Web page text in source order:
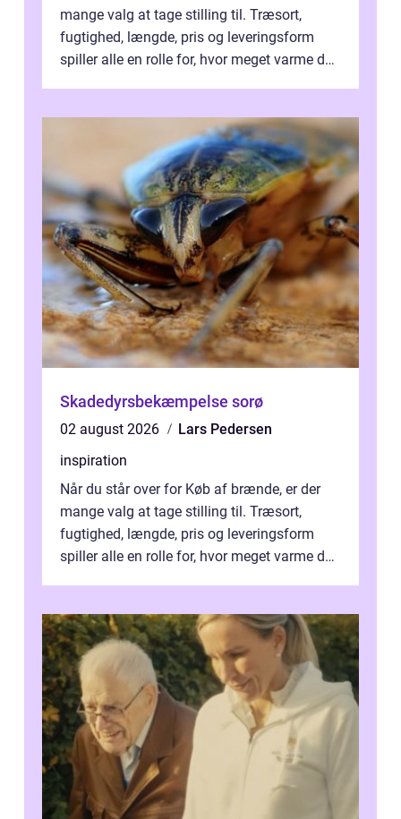
mange valg at tage stilling til. Træsort,
fugtighed, længde, pris og leveringsform
spiller alle en rolle for, hvor meget varme du
Skadedyrsbekæmpelse sorø
02 august 2026
Lars Pedersen
inspiration
Når du står over for Køb af brænde, er der
mange valg at tage stilling til. Træsort,
fugtighed, længde, pris og leveringsform
spiller alle en rolle for, hvor meget varme du